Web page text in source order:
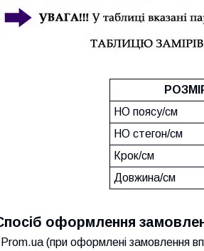
НО поясу/см
НО стегон/см
Крок/см
Довжина/см
оформлення
Prom.ua (при оформлені замовлення